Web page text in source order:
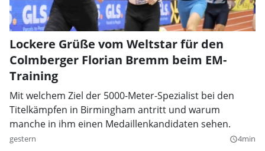
Lockere Grüße vom Weltstar für den
Colmberger Florian Bremm beim EM-
Training
Mit welchem Ziel der 5000-Meter-Spezialist bei den
Titelkämpfen in Birmingham antritt und warum
manche in ihm einen Medaillenkandidaten sehen.
gestern query_builder4min